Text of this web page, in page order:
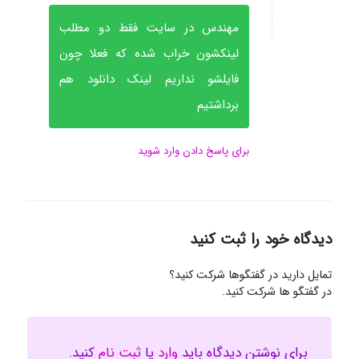
مهندس در سایت فقط دو مطلب
لینکشون خراب شده که فعلا چون
فایلشو نداریم لینک دانلود هم
برداشتیم
برای پاسخ دادن وارد شوید
دیدگاه خود را ثبت کنید
تمایل دارید در گفتگوها شرکت کنید؟
در گفتگو ها شرکت کنید.
برای نوشتن دیدگاه باید وارد یا ثبت نامکنید.